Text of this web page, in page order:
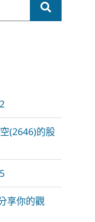
(2646)的股
享你的觀